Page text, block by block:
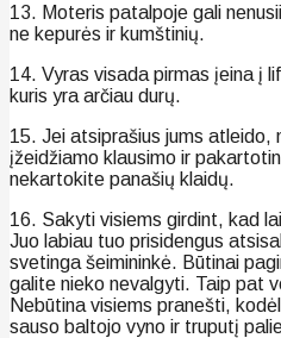
13. Moteris patalpoje gali
ne kepurės ir kumštinių.
14. Vyras visada pirmas įeina į
kuris yra arčiau durų.
15. Jei atsiprašius jums
įžeidžiamo klausimo ir
nekartokite panašių klaidų.
16. Sakyti visiems girdint, kad
Juo labiau tuo prisidengus
svetinga šeimininkė. Būtinai
galite nieko nevalgyti. Taip pat
Nebūtina visiems pranešti,
sauso baltojo vyno ir truputį